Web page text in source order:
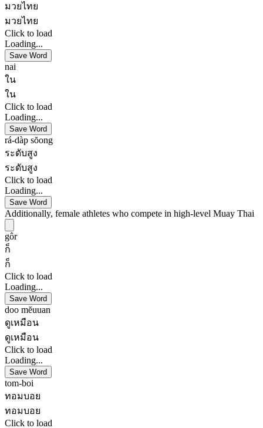
มวยไทย
มวยไทย
Click to load
Loading...
Save Word
nai
ใน
ใน
Click to load
Loading...
Save Word
rá-dàp sŏong
ระดับสูง
ระดับสูง
Click to load
Loading...
Save Word
Additionally, female athletes who compete in high-level Muay Thai
gôr
ก็
ก็
Click to load
Loading...
Save Word
doo mĕuuan
ดูเหมือน
ดูเหมือน
Click to load
Loading...
Save Word
tom-boi
ทอมบอย
ทอมบอย
Click to load